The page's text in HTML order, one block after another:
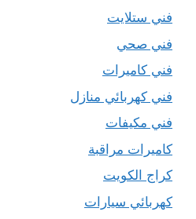
فني ستلايت
فني صحي
فني كاميرات
فني كهربائي منازل
فني مكيفات
كاميرات مراقبة
كراج الكويت
كهربائي سيارات